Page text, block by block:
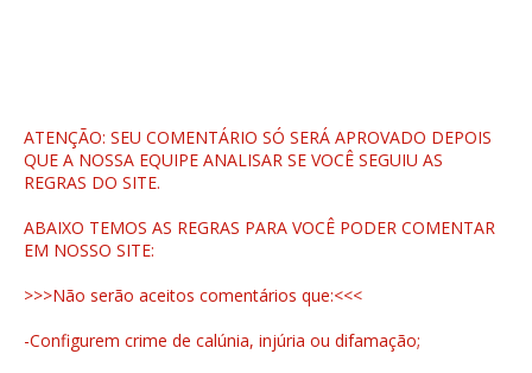
ATENÇÃO: SEU COMENTÁRIO SÓ SERÁ APROVADO DEPOIS
QUE A NOSSA EQUIPE ANALISAR SE VOCÊ SEGUIU AS
REGRAS DO SITE.
ABAIXO TEMOS AS REGRAS PARA VOCÊ PODER COMENTAR
EM NOSSO SITE:
>>>Não serão aceitos comentários que:<<<
-Configurem crime de calúnia, injúria ou difamação;